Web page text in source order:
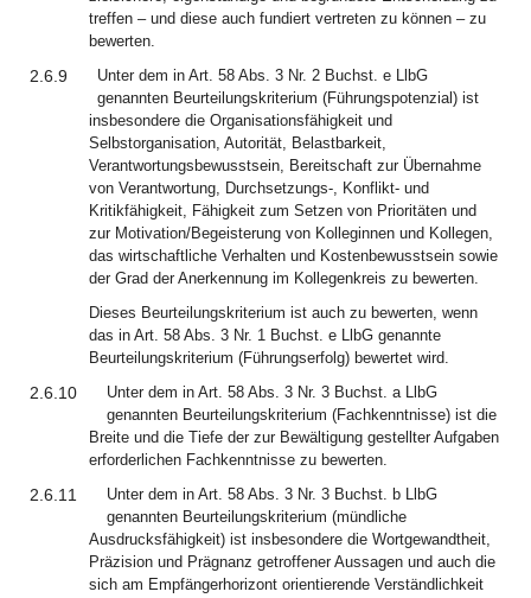
treffen – und diese auch fundiert vertreten zu können – zu
bewerten.
2.6.9
Unter dem in Art. 58 Abs. 3 Nr. 2 Buchst. e LlbG
genannten Beurteilungskriterium (Führungspotenzial) ist
insbesondere die Organisationsfähigkeit und
Selbstorganisation, Autorität, Belastbarkeit,
Verantwortungsbewusstsein, Bereitschaft zur Übernahme
von Verantwortung, Durchsetzungs-, Konflikt- und
Kritikfähigkeit, Fähigkeit zum Setzen von Prioritäten und
zur Motivation/Begeisterung von Kolleginnen und Kollegen,
das wirtschaftliche Verhalten und Kostenbewusstsein sowie
der Grad der Anerkennung im Kollegenkreis zu bewerten.
Dieses Beurteilungskriterium ist auch zu bewerten, wenn
das in Art. 58 Abs. 3 Nr. 1 Buchst. e LlbG genannte
Beurteilungskriterium (Führungserfolg) bewertet wird.
2.6.10
Unter dem in Art. 58 Abs. 3 Nr. 3 Buchst. a LlbG
genannten Beurteilungskriterium (Fachkenntnisse) ist die
Breite und die Tiefe der zur Bewältigung gestellter Aufgaben
erforderlichen Fachkenntnisse zu bewerten.
2.6.11
Unter dem in Art. 58 Abs. 3 Nr. 3 Buchst. b LlbG
genannten Beurteilungskriterium (mündliche
Ausdrucksfähigkeit) ist insbesondere die Wortgewandtheit,
Präzision und Prägnanz getroffener Aussagen und auch die
sich am Empfängerhorizont orientierende Verständlichkeit